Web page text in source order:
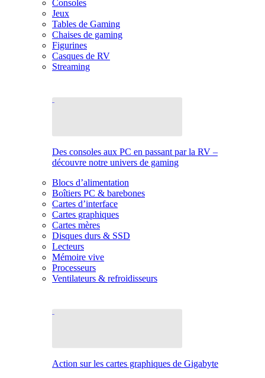
Consoles
Jeux
Tables de Gaming
Chaises de gaming
Figurines
Casques de RV
Streaming
Des consoles aux PC en passant par la RV –
découvre notre univers de gaming
Blocs d’alimentation
Boîtiers PC & barebones
Cartes d’interface
Cartes graphiques
Cartes mères
Disques durs & SSD
Lecteurs
Mémoire vive
Processeurs
Ventilateurs & refroidisseurs
Action sur les cartes graphiques de Gigabyte